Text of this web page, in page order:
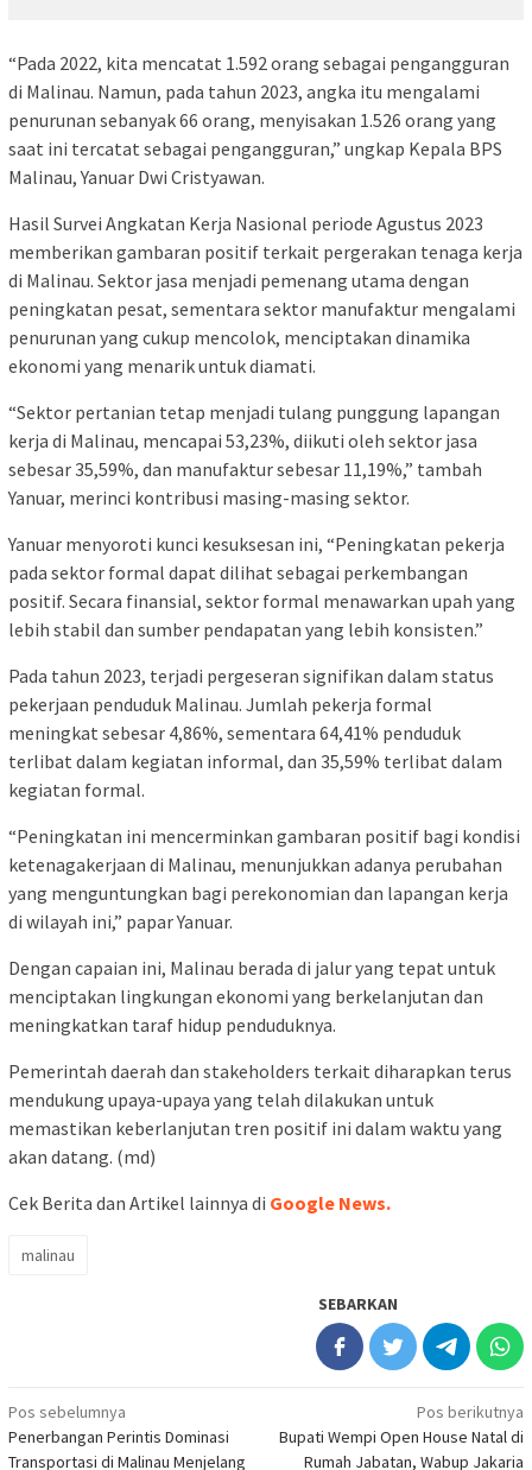
“Pada 2022, kita mencatat 1.592 orang sebagai pengangguran
di Malinau. Namun, pada tahun 2023, angka itu mengalami
penurunan sebanyak 66 orang, menyisakan 1.526 orang yang
saat ini tercatat sebagai pengangguran,” ungkap Kepala BPS
Malinau, Yanuar Dwi Cristyawan.
Hasil Survei Angkatan Kerja Nasional periode Agustus 2023
memberikan gambaran positif terkait pergerakan tenaga kerja
di Malinau. Sektor jasa menjadi pemenang utama dengan
peningkatan pesat, sementara sektor manufaktur mengalami
penurunan yang cukup mencolok, menciptakan dinamika
ekonomi yang menarik untuk diamati.
“Sektor pertanian tetap menjadi tulang punggung lapangan
kerja di Malinau, mencapai 53,23%, diikuti oleh sektor jasa
sebesar 35,59%, dan manufaktur sebesar 11,19%,” tambah
Yanuar, merinci kontribusi masing-masing sektor.
Yanuar menyoroti kunci kesuksesan ini, “Peningkatan pekerja
pada sektor formal dapat dilihat sebagai perkembangan
positif. Secara finansial, sektor formal menawarkan upah yang
lebih stabil dan sumber pendapatan yang lebih konsisten.”
Pada tahun 2023, terjadi pergeseran signifikan dalam status
pekerjaan penduduk Malinau. Jumlah pekerja formal
meningkat sebesar 4,86%, sementara 64,41% penduduk
terlibat dalam kegiatan informal, dan 35,59% terlibat dalam
kegiatan formal.
“Peningkatan ini mencerminkan gambaran positif bagi kondisi
ketenagakerjaan di Malinau, menunjukkan adanya perubahan
yang menguntungkan bagi perekonomian dan lapangan kerja
di wilayah ini,” papar Yanuar.
Dengan capaian ini, Malinau berada di jalur yang tepat untuk
menciptakan lingkungan ekonomi yang berkelanjutan dan
meningkatkan taraf hidup penduduknya.
Pemerintah daerah dan stakeholders terkait diharapkan terus
mendukung upaya-upaya yang telah dilakukan untuk
memastikan keberlanjutan tren positif ini dalam waktu yang
akan datang. (md)
Cek Berita dan Artikel lainnya di Google News.
malinau
SEBARKAN
Navigasi
pos
Pos sebelumnya
Penerbangan Perintis Dominasi
Transportasi di Malinau Menjelang
Pos berikutnya
Bupati Wempi Open House Natal di
Rumah Jabatan, Wabup Jakaria